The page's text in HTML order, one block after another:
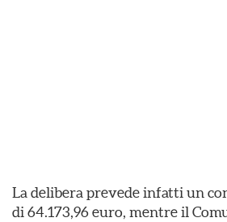
La delibera prevede infatti un
di 64.173,96 euro, mentre il